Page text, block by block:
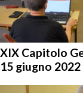
XIX Capitolo
15 giugno 2022